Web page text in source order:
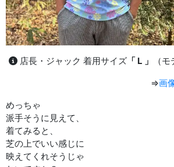
店長・ジャック 着用サイズ 「 L 」
（
⇒画
めっちゃ
派手そうに見えて、
着てみると、
芝の上でいい感じに
映えてくれそうじゃ